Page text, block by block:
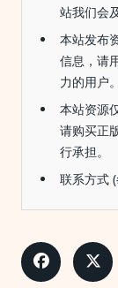
站我们会
本站发布
信息，请
力的用户。
本站资源
请购买正
行承担。
联系方式